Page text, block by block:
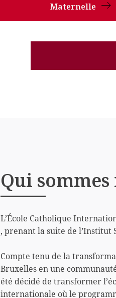
Maternelle
Qui sommes
L’École Catholique
, prenant la suite de l’Institut
Compte tenu de la
Bruxelles en une
été décidé de transformer
internationale où le